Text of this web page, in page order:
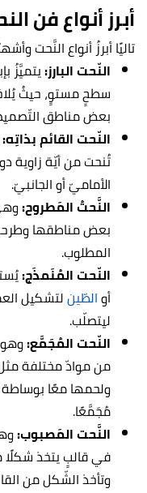
أبرز أنواع فن
تاليًا أبرزُ أنواع النَّحت
النّحت البارز:يتميَّزُ
سطحٍ مستوٍ، حيثُ
بعض مناطق
النّحت القائم بذاتِه:
تُنحت من أيّة زاوية
الأماميّ أو الجانبيّ.
النَّحتُ المَطروح:
بعض مناطقها
المطلوب.
النّحت المُنَمذَج:
أوالطّينلتشكيل
ليتصلّب.
النّحت المُجَمَّع:
من موادّ مختلفة مثل
ولحمها معًا
مُجَمَّعًا.
النَّحت المَصبوب:
في قالبٍ يتخذ شكلًا
وتأخذ الشّكل من